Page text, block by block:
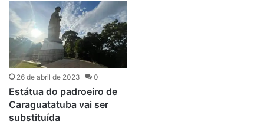
26 de abril de 2023 0
Estátua do padroeiro de
Caraguatatuba vai ser
substituída